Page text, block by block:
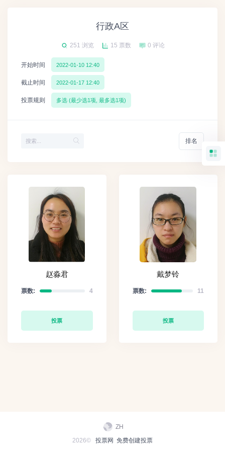
行政A区
251 浏览 15 票数 0 评论
开始时间 2022-01-10 12:40
截止时间 2022-01-17 12:40
投票规则 多选 (最少选1项, 最多选1项)
排名
赵淼君
票数: 4
投票
戴梦铃
票数: 11
投票
2026© 投票网 免费创建投票
ZH